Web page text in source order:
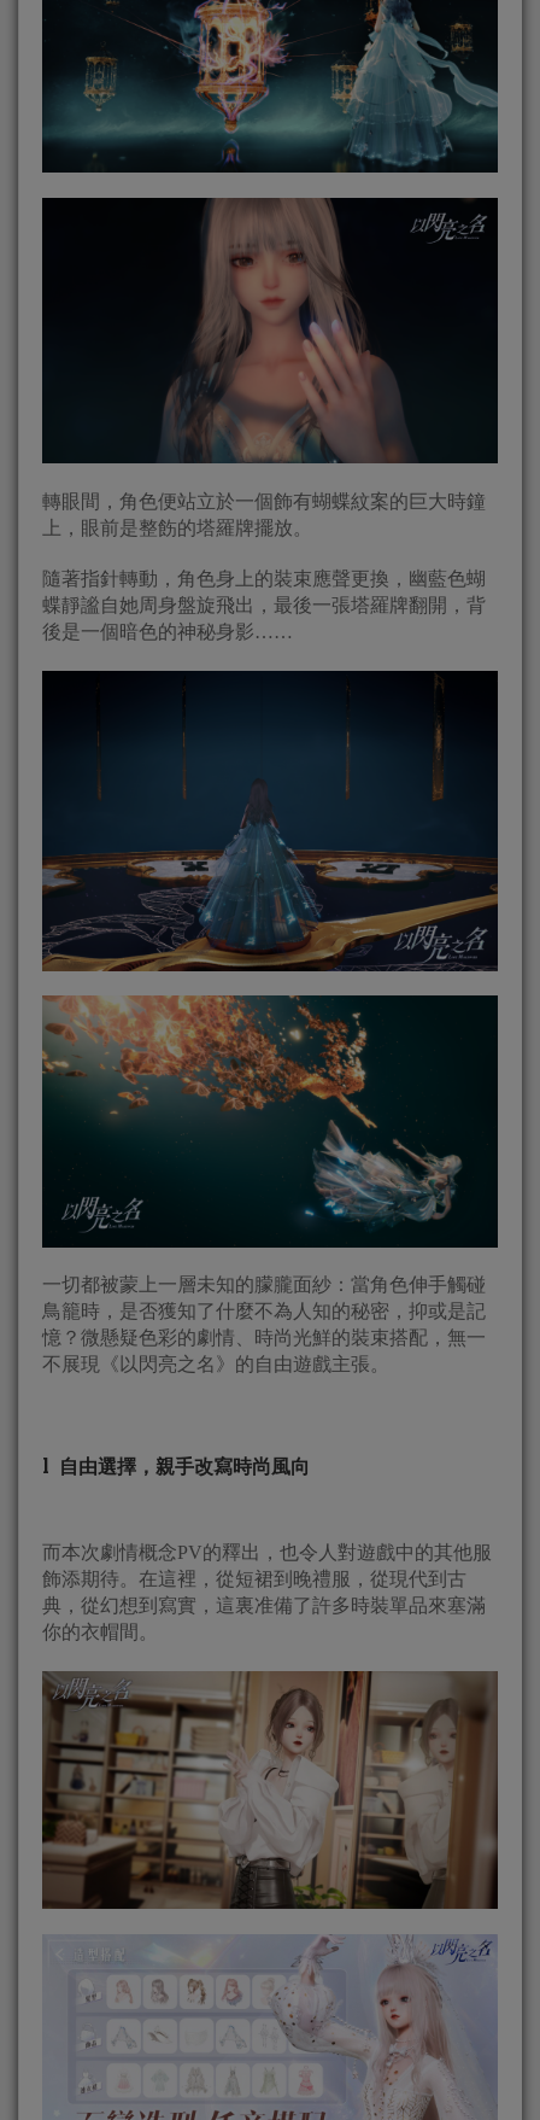
轉眼間，角色便站立於一個飾有蝴蝶紋案的巨大時鐘
上，眼前是整飭的塔羅牌擺放。
隨著指針轉動，角色身上的裝束應聲更換，幽藍色蝴
蝶靜謐自她周身盤旋飛出，最後一張塔羅牌翻開，背
後是一個暗色的神秘身影……
一切都被蒙上一層未知的朦朧面紗：當角色伸手觸碰
鳥籠時，是否獲知了什麼不為人知的秘密，抑或是記
憶？微懸疑色彩的劇情、時尚光鮮的裝束搭配，無一
不展現《以閃亮之名》的自由遊戲主張。
l 自由選擇，親手改寫時尚風向
而本次劇情概念PV的釋出，也令人對遊戲中的其他服
飾添期待。在這裡，從短裙到晚禮服，從現代到古
典，從幻想到寫實，這裏准備了許多時裝單品來塞滿
你的衣帽間。